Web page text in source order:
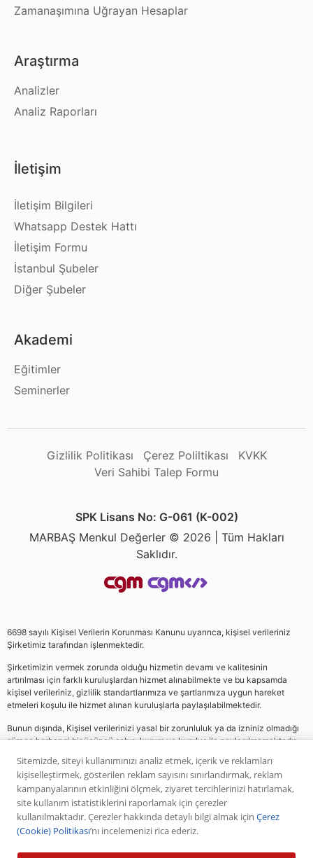
Zamanaşımına Uğrayan Hesaplar
Araştırma
Analizler
Analiz Raporları
İletişim
İletişim Bilgileri
Whatsapp Destek Hattı
İletişim Formu
İstanbul Şubeler
Diğer Şubeler
Akademi
Eğitimler
Seminerler
Gizlilik Politikası Çerez Poliltikası
KVKK
Veri Sahibi Talep Formu
SPK Lisans No: G-061 (K-002)
MARBAŞ Menkul Değerler © 2026 | Tüm Hakları
Saklıdır.
6698 sayılı Kişisel Verilerin Korunması Kanunu uyarınca, kişisel verileriniz
Şirketimiz tarafından işlenmektedir.
Şirketimizin vermek zorunda olduğu hizmetin devamı ve kalitesinin
artırılması için farklı kuruluşlardan hizmet alınabilmekte ve bu kapsamda
kişisel verileriniz, gizlilik standartlarımıza ve şartlarımıza uygun hareket
etmeleri koşulu ile hizmet alınan kuruluşlarla paylaşılabilmektedir.
Bunun dışında, Kişisel verilerinizi yasal bir zorunluluk ya da izniniz olmadığı
sürece herhangi bir üçüncü şahıs, kurum ve kuruluş ile paylaşılmamaktadır.
Web sitemizde yer alan analiz, yorum ve tavsiyeler yatırım danışmanlığı
kapsamında değildir. Bu tavsiyeler genel nitelikte olup, özel olarak sizin mali
durumunuz ile risk ve getiri tercihlerinize uygun olarak hazırlanmamıştır. Bu
nedenle, sadece burada yer alan bilgilere dayanılarak yatırım kararı verilmesi
beklentilerinize uygun sonuçlar doğurmayabilir. Yapılan tüm yorumlar
Sitemizde, siteyi kullanımınızı analiz etmek, içerik ve reklamları
kişiselleştirmek, gösterilen reklam sayısını sınırlandırmak, reklam
kampanyalarının etkinliğini ölçmek, ziyaret tercihlerinizi hatırlamak,
site kullanım istatistiklerini raporlamak için çerezler
kullanılmaktadır. Çerezler hakkında detaylı bilgi almak için Çerez
(Cookie) Politikası’nı incelemenizi rica ederiz.